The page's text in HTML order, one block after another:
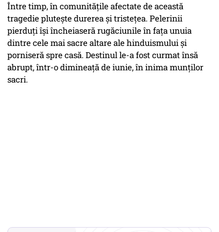
Între timp, în comunitățile afectate de această
tragedie plutește durerea și tristețea. Pelerinii
pierduți își încheiaseră rugăciunile în fața unuia
dintre cele mai sacre altare ale hinduismului și
porniseră spre casă. Destinul le-a fost curmat însă
abrupt, într-o dimineață de iunie, în inima munților
sacri.